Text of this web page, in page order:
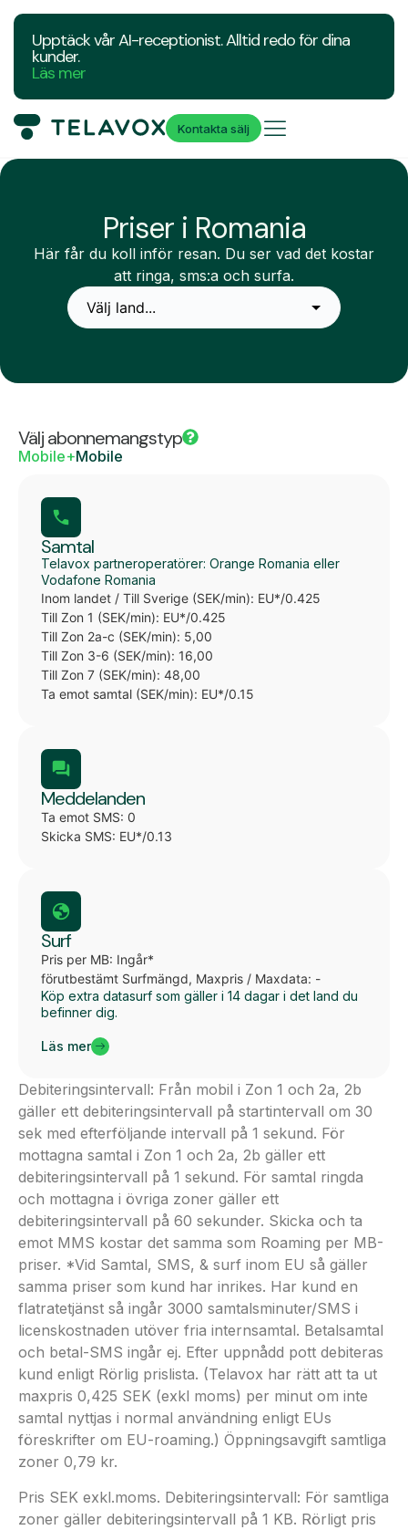
Upptäck vår AI-receptionist. Alltid redo för dina
kunder.
Läs mer
Kontakta sälj
Priser i Romania
Här får du koll inför resan. Du ser vad det kostar
att ringa, sms:a och surfa.
Välj abonnemangstyp
Mobile+Mobile
Samtal
Telavox partneroperatörer: Orange Romania eller
Vodafone Romania
Inom landet / Till Sverige (SEK/min): EU*/0.425
Till Zon 1 (SEK/min): EU*/0.425
Till Zon 2a-c (SEK/min): 5,00
Till Zon 3-6 (SEK/min): 16,00
Till Zon 7 (SEK/min): 48,00
Ta emot samtal (SEK/min): EU*/0.15
Meddelanden
Ta emot SMS: 0
Skicka SMS: EU*/0.13
Surf
Pris per MB: Ingår*
förutbestämt Surfmängd, Maxpris / Maxdata: -
Köp extra datasurf som gäller i 14 dagar i det land du
befinner dig.
Läs mer
Debiteringsintervall: Från mobil i Zon 1 och 2a, 2b
gäller ett debiteringsintervall på startintervall om 30
sek med efterföljande intervall på 1 sekund. För
mottagna samtal i Zon 1 och 2a, 2b gäller ett
debiteringsintervall på 1 sekund. För samtal ringda
och mottagna i övriga zoner gäller ett
debiteringsintervall på 60 sekunder. Skicka och ta
emot MMS kostar det samma som Roaming per MB-
priser. *Vid Samtal, SMS, & surf inom EU så gäller
samma priser som kund har inrikes. Har kund en
flatratetjänst så ingår 3000 samtalsminuter/SMS i
licenskostnaden utöver fria internsamtal. Betalsamtal
och betal-SMS ingår ej. Efter uppnådd pott debiteras
kund enligt Rörlig prislista. (Telavox har rätt att ta ut
maxpris 0,425 SEK (exkl moms) per minut om inte
samtal nyttjas i normal användning enligt EUs
föreskrifter om EU-roaming.) Öppningsavgift samtliga
zoner 0,79 kr.
Pris SEK exkl.moms. Debiteringsintervall: För samtliga
zoner gäller debiteringsintervall på 1 KB. Rörligt pris